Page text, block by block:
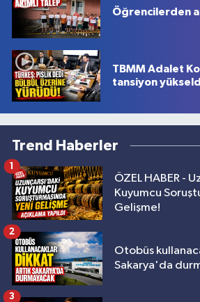
Öğrencilerden
TBMM Adalet
tansiyon
Trend Haberler
ÖZEL HABER -
Kuyumcu
Gelişme!
1
Otobüs
Sakarya'da
2
3